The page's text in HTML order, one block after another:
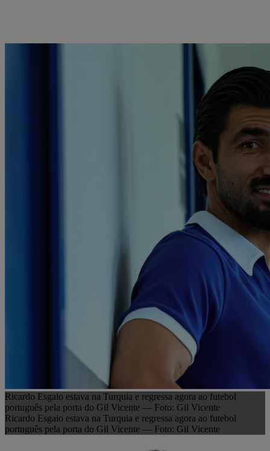
Ricardo Esgaio estava na Turquia e regressa agora ao futebol
português pela porta do Gil Vicente — Foto: Gil Vicente
Ricardo Esgaio estava na Turquia e regressa agora ao futebol
português pela porta do Gil Vicente — Foto: Gil Vicente